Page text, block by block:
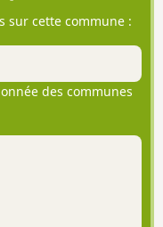
sur cette commune :
des communes